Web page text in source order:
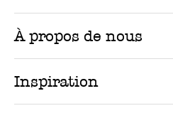
À propos de nous
Inspiration